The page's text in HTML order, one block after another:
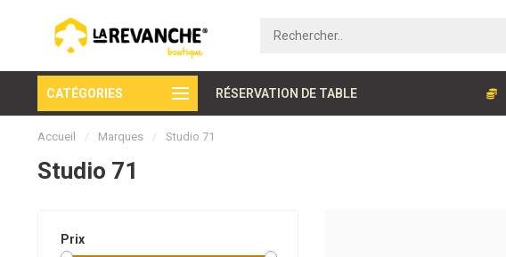
CATÉGORIES RÉSERVATION DE TABLE
Paiement sécurisé
Accueil / Marques / Studio 71
Studio 71
Prix